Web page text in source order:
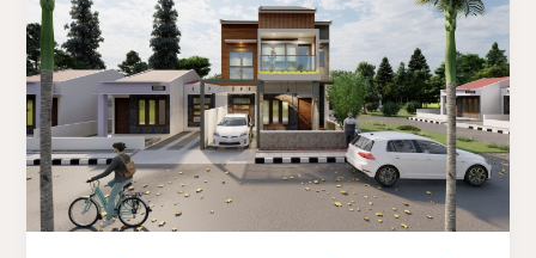
Renovasi
Rumah
Di
Padang
Panjang